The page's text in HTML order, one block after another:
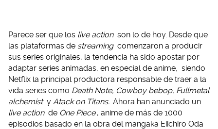
Parece ser que los live action son lo de hoy. Desde que
las plataformas de streaming comenzaron a producir
sus series originales, la tendencia ha sido apostar por
adaptar series animadas, en especial de anime, siendo
Netflix la principal productora responsable de traer a la
vida series como Death Note, Cowboy bebop, Fullmetal
alchemist yAtack on Titans. Ahora han anunciado un
live action de One Piece , anime de más de 1000
episodios basado en la obra del mangaka Eiichiro Oda